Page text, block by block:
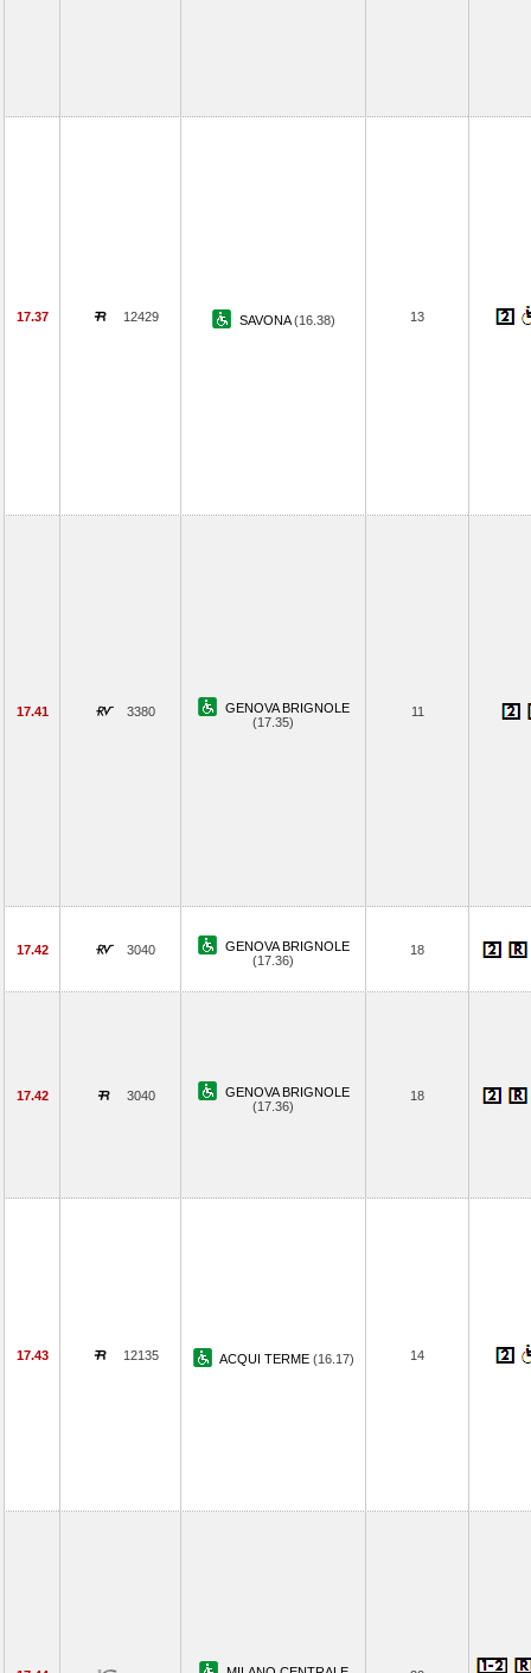
17.37 12429 SAVONA(16.38) 13
17.41 3380
GENOVA BRIGNOLE
(17.35)
11
17.42 3040
GENOVA BRIGNOLE
(17.36)
18
17.42 3040
GENOVA BRIGNOLE
(17.36)
18
17.43 12135 ACQUI TERME (16.17) 14